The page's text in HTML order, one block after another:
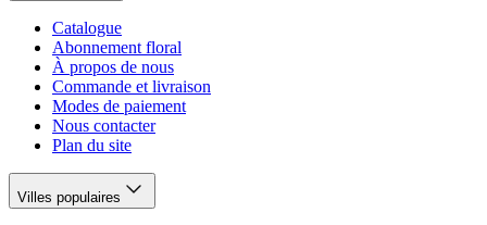
Catalogue
Abonnement floral
À propos de nous
Commande et livraison
Modes de paiement
Nous contacter
Plan du site
Villes populaires